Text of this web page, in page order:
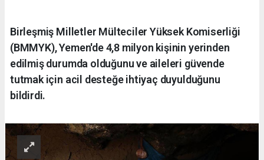
Birleşmiş Milletler Mülteciler Yüksek Komiserliği
(BMMYK), Yemen'de 4,8 milyon kişinin yerinden
edilmiş durumda olduğunu ve aileleri güvende
tutmak için acil desteğe ihtiyaç duyulduğunu
bildirdi.